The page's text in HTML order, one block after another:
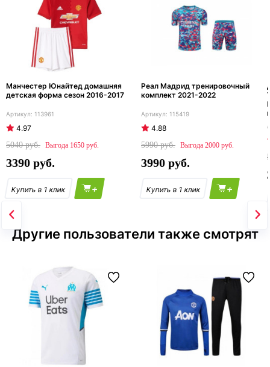
Манчестер Юнайтед домашняя
детская форма сезон 2016-2017
113961
4.97
5040
1650
3390
+
Реал Мадрид тренировочный
комплект 2021-2022
115419
4.88
5990
2000
3990
+
Другие пользователи также смотрят